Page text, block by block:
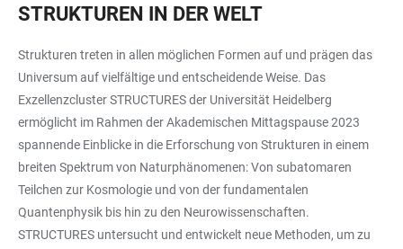
STRUKTUREN IN DER WELT
Strukturen treten in allen möglichen Formen auf und prägen das
Universum auf vielfältige und entscheidende Weise. Das
Exzellenzcluster STRUCTURES der Universität Heidelberg
ermöglicht im Rahmen der Akademischen Mittagspause 2023
spannende Einblicke in die Erforschung von Strukturen in einem
breiten Spektrum von Naturphänomenen: Von subatomaren
Teilchen zur Kosmologie und von der fundamentalen
Quantenphysik bis hin zu den Neurowissenschaften.
STRUCTURES untersucht und entwickelt neue Methoden, um zu